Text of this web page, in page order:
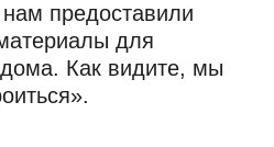
нам предоставили
для
дома. Как видите, мы